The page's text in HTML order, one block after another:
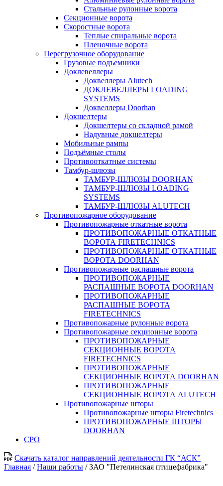
Стальные рулонные ворота
Секционные ворота
Скоростные ворота
Теплые спиральные ворота
Пленочные ворота
Перегрузочное оборудование
Грузовые подъемники
Доклевеллеры
Доквеллеры Alutech
ДОКЛЕВЕЛЛЕРЫ LOADING
SYSTEMS
Доквеллеры Doorhan
Докшелтеры
Докшелтеры со складной рамой
Надувные докшелтеры
Мобильные рампы
Подъёмные столы
Противооткатные системы
Тамбур-шлюзы
ТАМБУР-ШЛЮЗЫ DOORHAN
ТАМБУР-ШЛЮЗЫ LOADING
SYSTEMS
ТАМБУР-ШЛЮЗЫ ALUTECH
Противопожарное оборудование
Противопожарные откатные ворота
ПРОТИВОПОЖАРНЫЕ ОТКАТНЫЕ
ВОРОТА FIRETECHNICS
ПРОТИВОПОЖАРНЫЕ ОТКАТНЫЕ
ВОРОТА DOORHAN
Противопожарные распашные ворота
ПРОТИВОПОЖАРНЫЕ
РАСПАШНЫЕ ВОРОТА DOORHAN
ПРОТИВОПОЖАРНЫЕ
РАСПАШНЫЕ ВОРОТА
FIRETECHNICS
Противопожарные рулонные ворота
Противопожарные секционные ворота
ПРОТИВОПОЖАРНЫЕ
СЕКЦИОННЫЕ ВОРОТА
FIRETECHNICS
ПРОТИВОПОЖАРНЫЕ
СЕКЦИОННЫЕ ВОРОТА DOORHAN
ПРОТИВОПОЖАРНЫЕ
СЕКЦИОННЫЕ ВОРОТА ALUTECH
Противопожарные шторы
Противопожарные шторы Firetechnics
ПРОТИВОПОЖАРНЫЕ ШТОРЫ
DOORHAN
СРО
Скачать каталог направлений деятельности ГК “АСК”
Главная /Наши работы /ЗАО "Петелинская птицефабрика"